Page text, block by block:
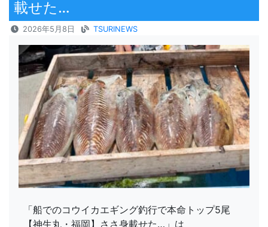
載せた…
2026年5月8日 TSURINEWS
「船でのコウイカエギング釣行で本命トップ5尾
【神生丸・福岡】ささ身載せた…」は